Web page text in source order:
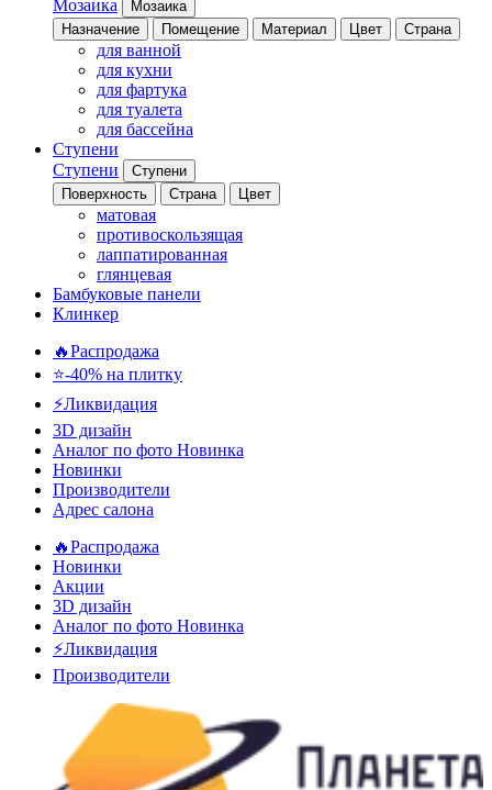
Мозаика
Мозаика
Назначение
Помещение Материал Цвет Страна
для ванной
для кухни
для фартука
для туалета
для бассейна
Ступени
Ступени
Ступени
Поверхность
Страна Цвет
матовая
противоскользящая
лаппатированная
глянцевая
Бамбуковые панели
Клинкер
🔥Распродажа
⭐-40% на плитку
⚡️Ликвидация
3D дизайн
Аналог по фото Новинка
Новинки
Производители
Адрес салона
🔥Распродажа
Новинки
Акции
3D дизайн
Аналог по фото Новинка
⚡Ликвидация
Производители